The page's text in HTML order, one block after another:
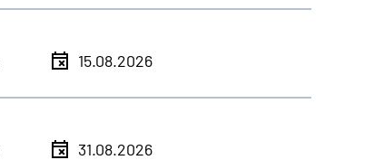
15.08.2026
31.08.2026